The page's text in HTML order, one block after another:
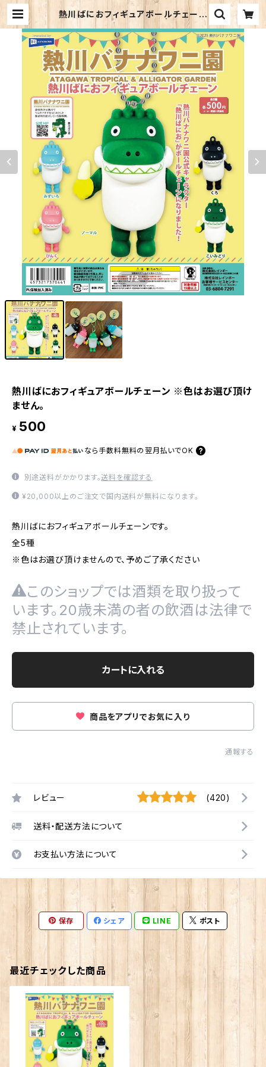
熱川ばにおフィギュアボールチェーン
※色はお選び頂けません。 | 熱川バナ
ナワニ園 売店
1/2
熱川ばにおフィギュアボールチェーン ※色はお選び頂け
ません。
¥ 500
なら 手数料無料の 翌月払いでOK
別途送料がかかります。送料を確認する
¥20,000以上のご注文で国内送料が無料になります。
熱川ばにおフィギュアボールチェーンです。
全5種
※色はお選び頂けませんので、予めご了承ください
このショップでは酒類を取り扱って
います。20歳未満の者の飲酒は法律で
禁止されています。
カートに入れる
商品をアプリでお気に入り
通報する
レビュー (420)
送料・配送方法について
お支払い方法について
保存 シェア LINE ポスト
最近チェックした商品